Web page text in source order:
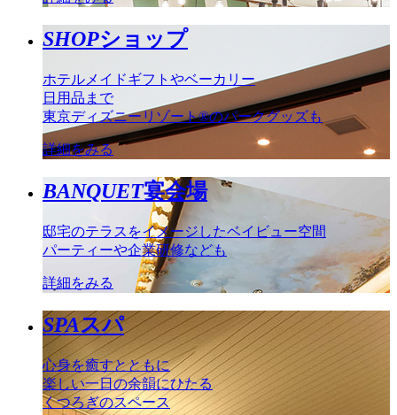
SHOPショップ
ホテルメイドギフトやベーカリー
日用品まで
東京ディズニーリゾート®のパークグッズも
詳細をみる
BANQUET宴会場
邸宅のテラスをイメージしたベイビュー空間
パーティーや企業研修なども
詳細をみる
SPAスパ
心身を癒すとともに
楽しい一日の余韻にひたる
くつろぎのスペース